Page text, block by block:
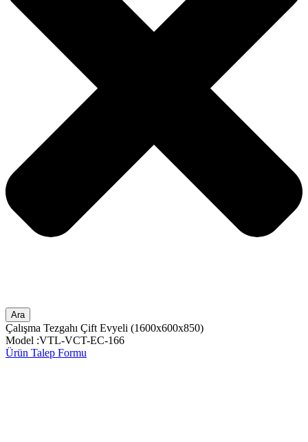
Ara
Çalışma Tezgahı Çift Evyeli (1600x600x850)
Model :VTL-VCT-EC-166
Ürün Talep Formu